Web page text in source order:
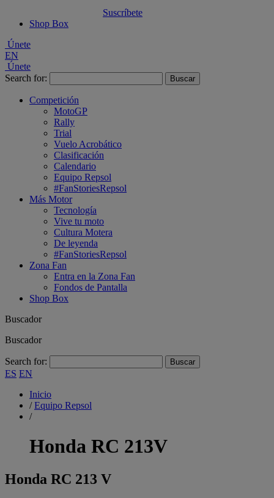
Suscríbete
Shop Box
Únete
EN
Únete
Search for:
Competición
MotoGP
Rally
Trial
Vuelo Acrobático
Clasificación
Calendario
Equipo Repsol
#FanStoriesRepsol
Más Motor
Tecnología
Vive tu moto
Cultura Motera
De leyenda
#FanStoriesRepsol
Zona Fan
Entra en la Zona Fan
Fondos de Pantalla
Shop Box
Buscador
Buscador
Search for:
ES EN
Inicio
/Equipo Repsol
/
Honda RC 213V
Honda RC 213 V